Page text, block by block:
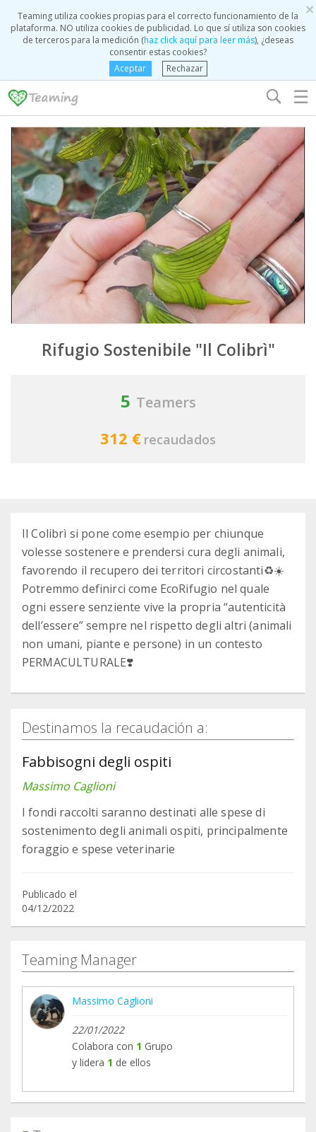
×
Teaming utiliza cookies propias para el correcto funcionamiento de la
plataforma. NO utiliza cookies de publicidad. Lo que sí utiliza son cookies
de terceros para la medición (haz click aquí para leer más), ¿deseas
consentir estas cookies?
Aceptar
Rechazar
☰
Rifugio Sostenibile "Il Colibrì"
5 Teamers
312 € recaudados
Il Colibrì si pone come esempio per chiunque
volesse sostenere e prendersi cura degli animali,
favorendo il recupero dei territori circostanti♻️☀️
Potremmo definirci come EcoRifugio nel quale
ogni essere senziente vive la propria “autenticità
dell’essere” sempre nel rispetto degli altri (animali
non umani, piante e persone) in un contesto
PERMACULTURALE❣️
Destinamos la recaudación a:
Fabbisogni degli ospiti
Massimo Caglioni
I fondi raccolti saranno destinati alle spese di
sostenimento degli animali ospiti, principalmente
foraggio e spese veterinarie
Publicado el
04/12/2022
Teaming Manager
Massimo Caglioni
22/01/2022
Colabora con 1 Grupo
y lidera 1 de ellos